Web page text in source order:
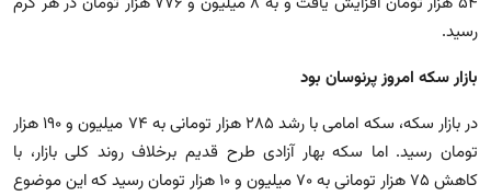
رسید.
بازار سکه امروز پرنوسان بود
در بازار سکه، سکه امامی با رشد ۲۸۵ هزار تومانی به ۷۴ میلیون و ۱۹۰ هزار
تومان رسید. اما سکه بهار آزادی طرح قدیم برخلاف روند کلی بازار، با
کاهش ۷۵ هزار تومانی به ۷۰ میلیون و ۱۰ هزار تومان رسید که این موضوع